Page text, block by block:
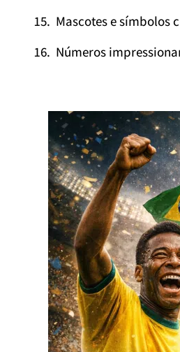
Mascotes e símbolos
Números